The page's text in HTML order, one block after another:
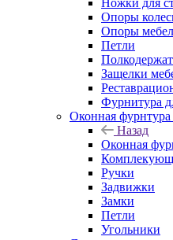
Ножки для
Опоры
Опоры
Петли
Защелки
Фурнитура
Оконная фурнтура
Назад
Оконная
Ручки
Задвижки
Замки
Петли
Угольники